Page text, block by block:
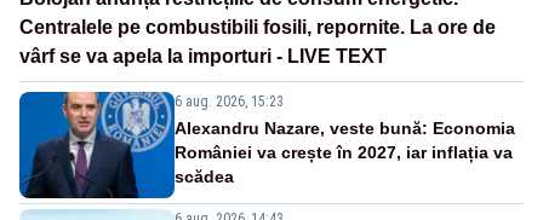
Centralele pe combustibili fosili, repornite. La ore de
vârf se va apela la importuri - LIVE TEXT
6 aug. 2026, 15:23
Alexandru Nazare, veste bună: Economia
României va crește în 2027, iar inflația va
scădea